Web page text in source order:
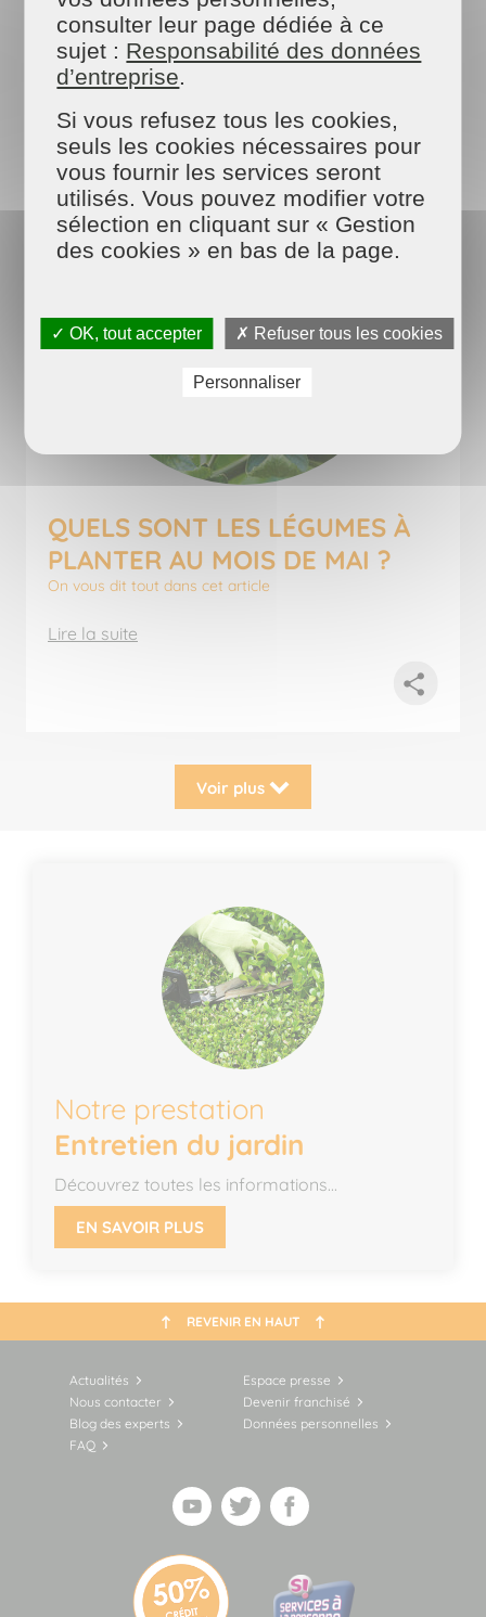
Lire la suite
QUELS SONT LES LÉGUMES À
PLANTER AU MOIS DE MAI ?
On vous dit tout dans cet article
Lire la suite
Voir plus
Notre prestation
Entretien du jardin
Découvrez toutes les informations...
EN SAVOIR PLUS
REVENIR EN HAUT
Actualités
Espace presse
Nous contacter
Devenir franchisé
Blog des experts
Données personnelles
FAQ
consulter leur page dédiée à ce
sujet : Responsabilité des données
d’entreprise
Si vous refusez tous les cookies,
seuls les cookies nécessaires pour
vous fournir les services seront
utilisés. Vous pouvez modifier votre
sélection en cliquant sur « Gestion
des cookies » en bas de la page.
✓ OK, tout accepter ✗ Refuser tous les cookies
Personnaliser